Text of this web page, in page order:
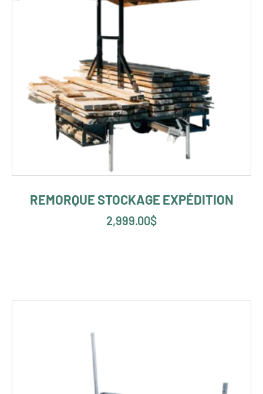
REMORQUE STOCKAGE EXPÉDITION
2,999.00$